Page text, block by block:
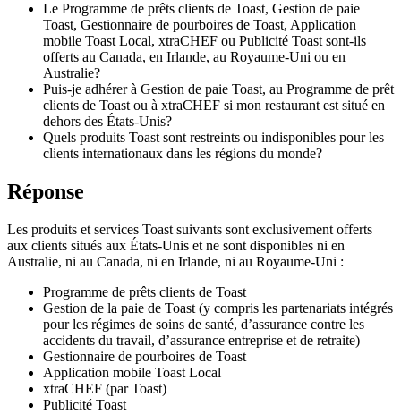
Le Programme de prêts clients de Toast, Gestion de paie
Toast, Gestionnaire de pourboires de Toast, Application
mobile Toast Local, xtraCHEF ou Publicité Toast sont-ils
offerts au Canada, en Irlande, au Royaume-Uni ou en
Australie?
Puis-je adhérer à Gestion de paie Toast, au Programme de prêt
clients de Toast ou à xtraCHEF si mon restaurant est situé en
dehors des États-Unis?
Quels produits Toast sont restreints ou indisponibles pour les
clients internationaux dans les régions du monde?
Réponse
Les produits et services Toast suivants sont exclusivement offerts
aux clients situés aux États-Unis et ne sont disponibles ni en
Australie, ni au Canada, ni en Irlande, ni au Royaume-Uni :
Programme de prêts clients de Toast
Gestion de la paie de Toast (y compris les partenariats intégrés
pour les régimes de soins de santé, d’assurance contre les
accidents du travail, d’assurance entreprise et de retraite)
Gestionnaire de pourboires de Toast
Application mobile Toast Local
xtraCHEF (par Toast)
Publicité Toast